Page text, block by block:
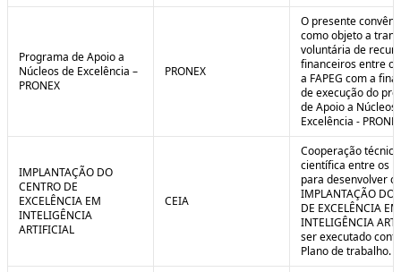
Programa de Apoio a
Núcleos de Excelência –
PRONEX
PRONEX
O presente
como objeto a
voluntária de
financeiros entre o
a FAPEG com a
de execução do
de Apoio a Núcleos
Excelência -
IMPLANTAÇÃO DO
CENTRO DE
EXCELÊNCIA EM
INTELIGÊNCIA
ARTIFICIAL
CEIA
Cooperação
científica entre os
para desenvolver o
IMPLANTAÇÃO DO
DE EXCELÊNCIA EM
INTELIGÊNCIA
ser executado
Plano de trabalho.